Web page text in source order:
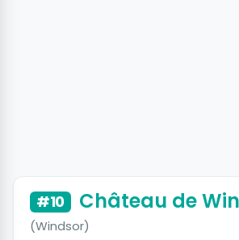
#10 Château de
(Windsor)